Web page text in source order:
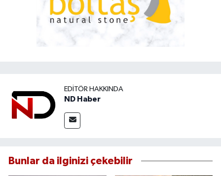
EDITÖR HAKKINDA
ND Haber
Bunlar da ilginizi çekebilir